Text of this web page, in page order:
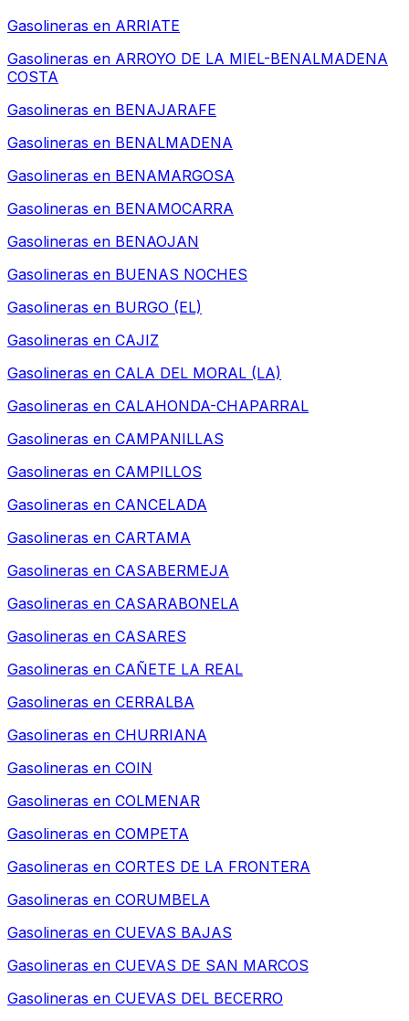
Gasolineras en ARRIATE
Gasolineras en ARROYO DE LA MIEL-BENALMADENA
COSTA
Gasolineras en BENAJARAFE
Gasolineras en BENALMADENA
Gasolineras en BENAMARGOSA
Gasolineras en BENAMOCARRA
Gasolineras en BENAOJAN
Gasolineras en BUENAS NOCHES
Gasolineras en BURGO (EL)
Gasolineras en CAJIZ
Gasolineras en CALA DEL MORAL (LA)
Gasolineras en CALAHONDA-CHAPARRAL
Gasolineras en CAMPANILLAS
Gasolineras en CAMPILLOS
Gasolineras en CANCELADA
Gasolineras en CARTAMA
Gasolineras en CASABERMEJA
Gasolineras en CASARABONELA
Gasolineras en CASARES
Gasolineras en CAÑETE LA REAL
Gasolineras en CERRALBA
Gasolineras en CHURRIANA
Gasolineras en COIN
Gasolineras en COLMENAR
Gasolineras en COMPETA
Gasolineras en CORTES DE LA FRONTERA
Gasolineras en CORUMBELA
Gasolineras en CUEVAS BAJAS
Gasolineras en CUEVAS DE SAN MARCOS
Gasolineras en CUEVAS DEL BECERRO